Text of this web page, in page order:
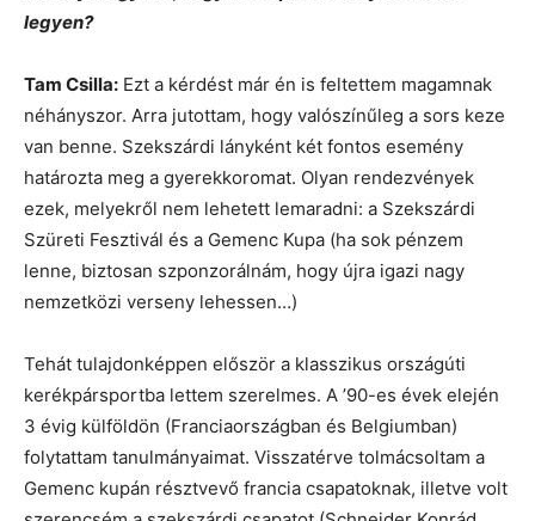
legyen?
Tam Csilla: Ezt a kérdést már én is feltettem magamnak
néhányszor. Arra jutottam, hogy valószínűleg a sors keze
van benne. Szekszárdi lányként két fontos esemény
határozta meg a gyerekkoromat. Olyan rendezvények
ezek, melyekről nem lehetett lemaradni: a Szekszárdi
Szüreti Fesztivál és a Gemenc Kupa (ha sok pénzem
lenne, biztosan szponzorálnám, hogy újra igazi nagy
nemzetközi verseny lehessen…)
Tehát tulajdonképpen először a klasszikus országúti
kerékpársportba lettem szerelmes. A ’90-es évek elején
3 évig külföldön (Franciaországban és Belgiumban)
folytattam tanulmányaimat. Visszatérve tolmácsoltam a
Gemenc kupán résztvevő francia csapatoknak, illetve volt